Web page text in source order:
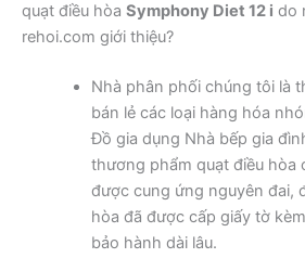
quạt điều hòa Symphony Diet 12 i do
rehoi.com giới thiệu?
Nhà phân phối chúng tôi là
bán lẻ các loại hàng hóa
Đồ gia dụng Nhà bếp gia
thương phẩm quạt điều hòa
được cung ứng nguyên đai,
hòa đã được cấp giấy tờ
bảo hành dài lâu.